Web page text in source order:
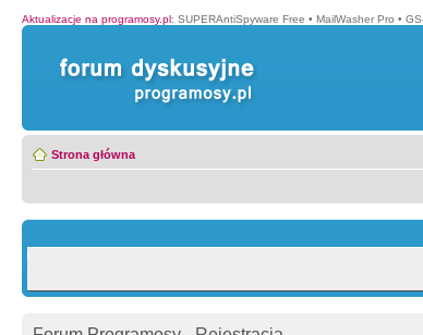
Aktualizacje na programosy.pl: SUPERAntiSpyware Free • MailWasher Pro •
Strona główna